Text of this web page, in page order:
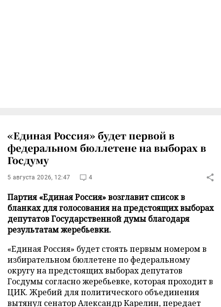
«Единая Россия» будет первой в
федеральном бюллетене на выборах в
Госдуму
5 августа 2026, 12:47 4
Партия «Единая Россия» возглавит список в
бланках для голосования на предстоящих выборах
депутатов Государственной думы благодаря
результатам жеребьевки.
«Единая Россия» будет стоять первым номером в
избирательном бюллетене по федеральному
округу на предстоящих выборах депутатов
Госдумы согласно жеребьевке, которая проходит в
ЦИК. Жребий для политического объединения
вытянул сенатор Александр Карелин, передает